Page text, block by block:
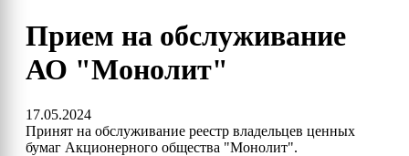
Прием на обслуживание
АО "Монолит"
17.05.2024
Принят на обслуживание реестр владельцев ценных
бумаг Акционерного общества "Монолит".